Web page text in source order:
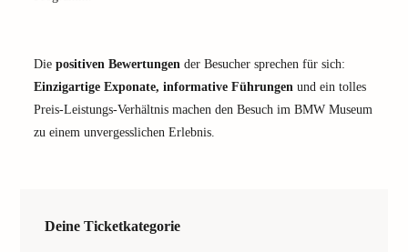
Die positiven Bewertungen der Besucher sprechen für sich:
Einzigartige Exponate, informative Führungen und ein tolles
Preis-Leistungs-Verhältnis machen den Besuch im BMW Museum
zu einem unvergesslichen Erlebnis.
Deine Ticketkategorie